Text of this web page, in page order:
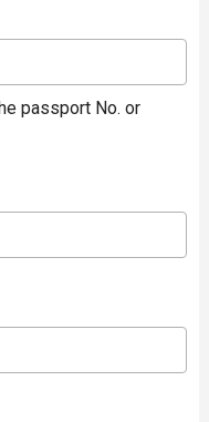
消退費功能。
passport No. or